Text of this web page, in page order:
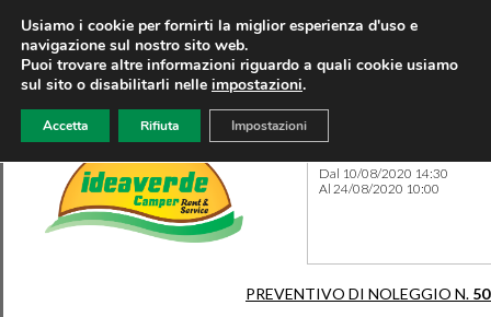
Dal 10/08/2020 14:30
Al 24/08/2020 10:00
PREVENTIVO DI NOLEGGIO N.
Usiamo i cookie per fornirti la miglior esperienza d'uso e
navigazione sul nostro sito web.
Puoi trovare altre informazioni riguardo a quali cookie usiamo
sul sito o disabilitarli nelle impostazioni.
Accetta Rifiuta Impostazioni